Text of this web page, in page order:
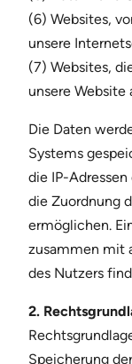
(6) Websites,
unsere
(7) Websites,
unsere
Die Daten
Systems
die IP-
die Zuordnung
ermöglichen.
zusammen mit
des Nutzers
2.
Speicherung